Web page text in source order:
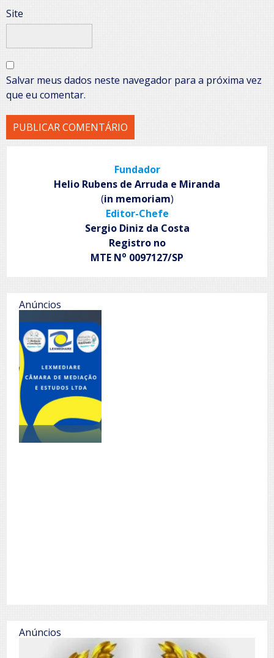
Site
Salvar meus dados neste navegador para a próxima vez
que eu comentar.
Fundador
Helio Rubens de Arruda e Miranda
(in memoriam)
Editor-Chefe
Sergio Diniz da Costa
Registro no
MTE No 0097127/SP
Anúncios
Anúncios